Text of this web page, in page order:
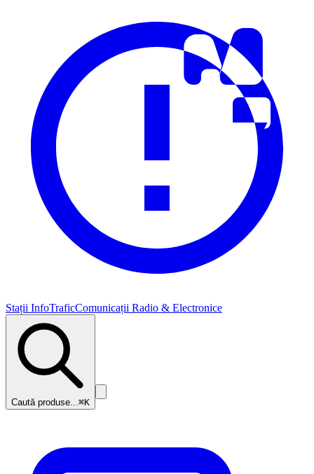
Stații InfoTraficComunicații Radio & Electronice
Caută produse...⌘K